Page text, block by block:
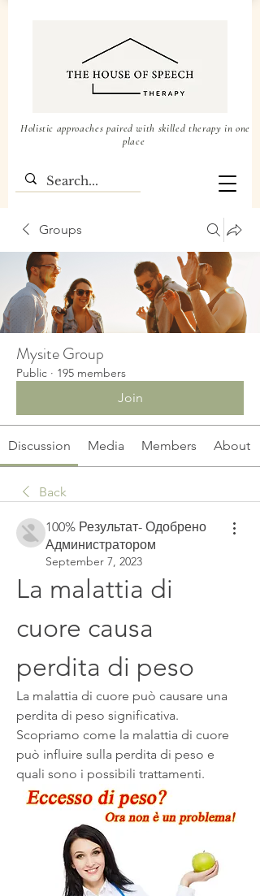
Holistic approaches paired with skilled therapy in one
place
Groups
Mysite Group
Public · 195 members
Join
Discussion Media Members About
Back
100% Результат- Одобрено
Администратором
September 7, 2023
La malattia di
cuore causa
perdita di peso
La malattia di cuore può causare una
perdita di peso significativa.
Scopriamo come la malattia di cuore
può influire sulla perdita di peso e
quali sono i possibili trattamenti.